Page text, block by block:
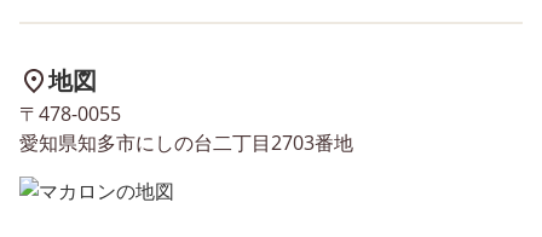
て見ていたり、この子はこれ
に興味があるんだ！という発
見もでき楽しい読書週間にな
りました✨ マカロンにしの台
では、見学や体験を随時募集
しております。 お気軽にお問
た。初めは一緒にやった
ながら組み立てていき、
地図
〒478-0055
愛知県知多市にしの台二丁目2703番地